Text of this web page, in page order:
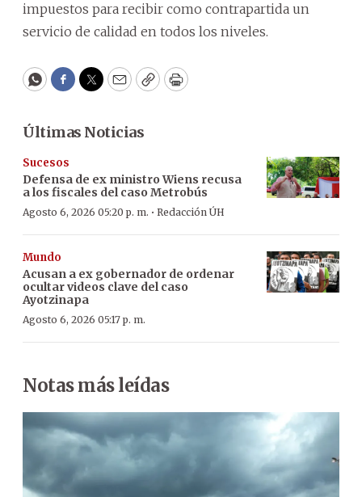
impuestos para recibir como contrapartida un
servicio de calidad en todos los niveles.
WhatsApp
Facebook
Twitter
EmailCopyPrint
Últimas Noticias
Sucesos
Defensa de ex ministro Wiens recusa
a los fiscales del caso Metrobús
Agosto 6, 2026 05:20 p. m. · Redacción ÚH
Mundo
Acusan a ex gobernador de ordenar
ocultar videos clave del caso
Ayotzinapa
Agosto 6, 2026 05:17 p. m.
Notas más leídas